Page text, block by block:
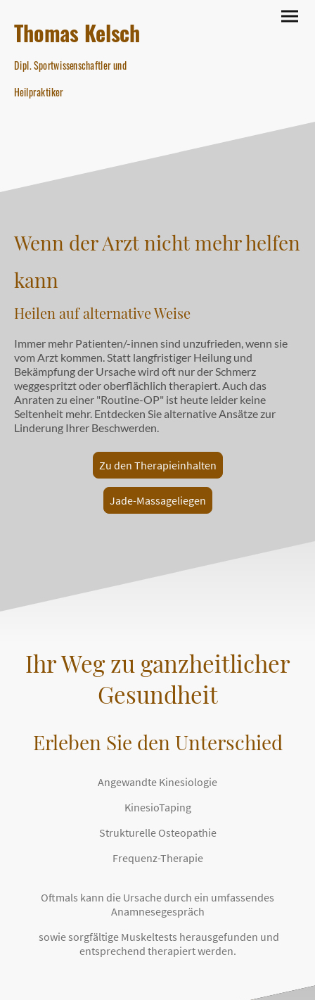
Thomas Kelsch
Dipl. Sportwissenschaftler und
Heilpraktiker
Wenn der Arzt nicht mehr helfen
kann
Heilen auf alternative Weise
Immer mehr Patienten/-innen sind unzufrieden, wenn sie
vom Arzt kommen. Statt langfristiger Heilung und
Bekämpfung der Ursache wird oft nur der Schmerz
weggespritzt oder oberflächlich therapiert. Auch das
Anraten zu einer "Routine-OP" ist heute leider keine
Seltenheit mehr. Entdecken Sie alternative Ansätze zur
Linderung Ihrer Beschwerden.
Zu den Therapieinhalten
Jade-Massageliegen
Ihr Weg zu ganzheitlicher
Gesundheit
Erleben Sie den Unterschied
Angewandte Kinesiologie
KinesioTaping
Strukturelle Osteopathie
Frequenz-Therapie
Oftmals kann die Ursache durch ein umfassendes
Anamnesegespräch
sowie sorgfältige Muskeltests herausgefunden und
entsprechend therapiert werden.